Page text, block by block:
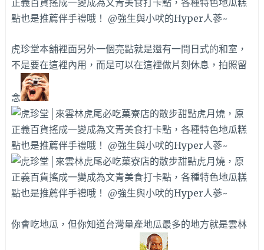
虎珍堂本舖裡面另外一個亮點就是還有一間日式的和室，
不是要在這裡內用，而是可以在這裡做片刻休息，拍照留
念
你會吃地瓜，但你知道台灣量產地瓜最多的地方就是雲林